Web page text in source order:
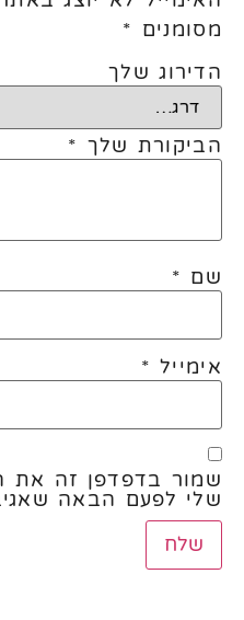
מסומנים *
הדירוג שלך
הביקורת שלך *
שם *
אימייל *
שמור בדפדפן זה את
שלי לפעם הבאה